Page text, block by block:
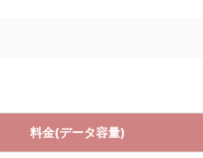
料金(データ容量)